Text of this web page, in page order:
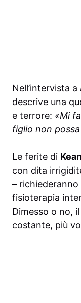
Nell’intervista a
descrive una
e terrore: «Mi
figlio non
Le ferite di
con dita
–
fisioterapia
Dimesso o no,
costante, più